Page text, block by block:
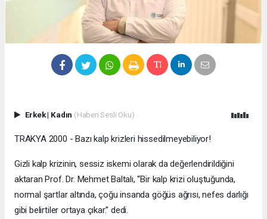
Erkek| Kadın (Haberi Sesli Oku)
TRAKYA 2000 - Bazı kalp krizleri hissedilmeyebiliyor!
Gizli kalp krizinin, sessiz iskemi olarak da değerlendirildiğini
aktaran Prof. Dr. Mehmet Baltalı, “Bir kalp krizi oluştuğunda,
normal şartlar altında, çoğu insanda göğüs ağrısı, nefes darlığı
gibi belirtiler ortaya çıkar.” dedi.